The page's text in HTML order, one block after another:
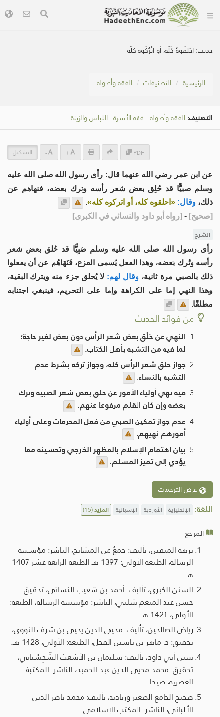
حديث:احْلِقُوهُ كُلَّه، أو اتْرُكُوه كلَّه
الرئيسية التصنيفات الفقه وأصوله
التصنيف: الفقه وأصوله . فقه الأسرة . اللباس والزينة .
PDF
+
- التشكيل
عن ابن عمر رضي الله عنهما قال: رأى رسول الله صلى الله عليه
وسلم صبيًّا قد حُلِق بعض شعر رأسه وترك بعضه، فنهاهم عن
ذلك، وقال: «احلقوه كله، أو اتركوه كله».
[صحيح]
-
[رواه أبو داود والنسائي في الكبرى]
الشرح
رأى رسول الله صلى الله عليه وسلم صَبِيًّا قد حُلق بعض شعر
رأسه وتُرك بَعضه، وهذا الفعل يُسمى القزع، فَنَهَاهُم عن أن يفعلوا
ذلك بالصبي مرة ثانية، وقال لهم: لا يُحلق جزء منه ويترك البقية،
وهذا النهي إما على الكراهة وإما على التحريم، فينبغي اجتنابه
مطلقًا.
من فوائد الحديث
النهي عن حَلْق بعض شعر الرأس دون بعض لغير حاجة؛
لما فيه من التشبه بأهل الكتاب.
جواز حلق شعر الرأس كله، وجواز تركه بشرط عدم
التشبه بالنساء.
فيه نهي أولياء الأمور عن حلق بعض شعر الصبية وترك
بعضه وإن كان القلم مرفوعا عنهم.
عدم جواز تمكين الصبي من فعل المحرمات وعلى أولياء
أمورهم نهيهم.
بيان اهتمام الإسلام بالمظهر الخارجي وتحسينه مما
يؤدي إلى تميز المسلم.
عرض الترجمات
اللغة: الإنجليزية الأوردية الإسبانية المزيد(15)
المراجع
نزهة المتقين، تأليف: جمعٌ من المشايخ، الناشر: مؤسسة
الرسالة، الطبعة الأولى: 1397 هـ الطبعة الرابعة عشر 1407
هـ.
السنن الكبرى، تأليف: أحمد بن شعيب النسائي، تحقيق:
حسن عبد المنعم شلبي، الناشر: مؤسسة الرسالة، الطبعة:
الأولى، 1421 هـ.
رياض الصالحين، تأليف: محيي الدين يحيى بن شرف النووي،
تحقيق: د. ماهر بن ياسين الفحل، الطبعة: الأولى، 1428 هـ.
سنن أبي داود، تأليف: سليمان بن الأشعث السِّجِسْتاني،
تحقيق: محمد محيي الدين عبد الحميد، الناشر: المكتبة
العصرية، صيدا.
صحيح الجامع الصغير وزيادته، تأليف: محمد ناصر الدين
الألباني، الناشر: المكتب الإسلامي.